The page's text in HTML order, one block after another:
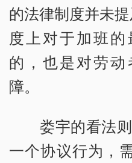
的法律制度并未
度上对于加班
的，也是对劳
障。
娄宇的看法则
一个协议行为，